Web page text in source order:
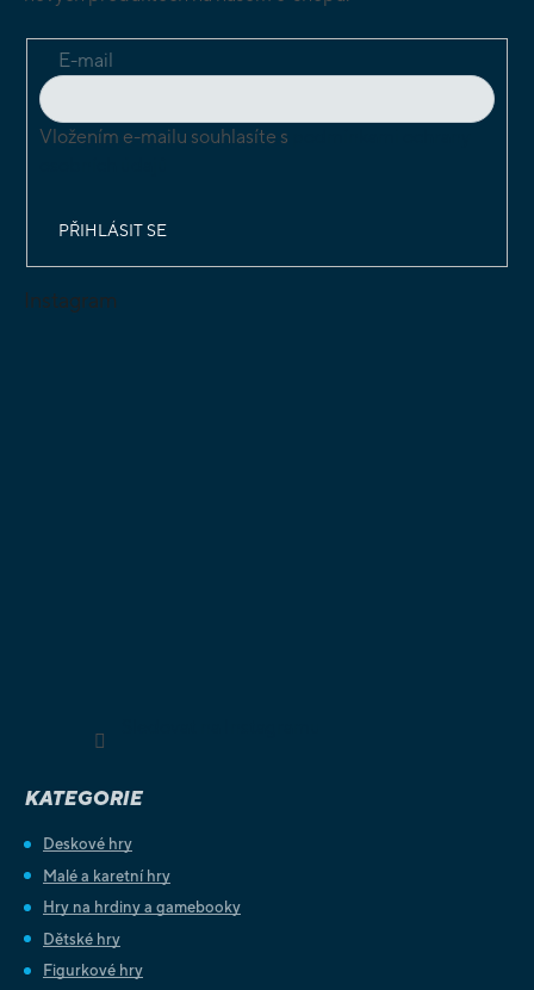
E-mail
Vložením e-mailu souhlasíte s
PŘIHLÁSIT SE
Instagram
KATEGORIE
Deskové hry
Malé a karetní hry
Hry na hrdiny a gamebooky
Dětské hry
Figurkové hry